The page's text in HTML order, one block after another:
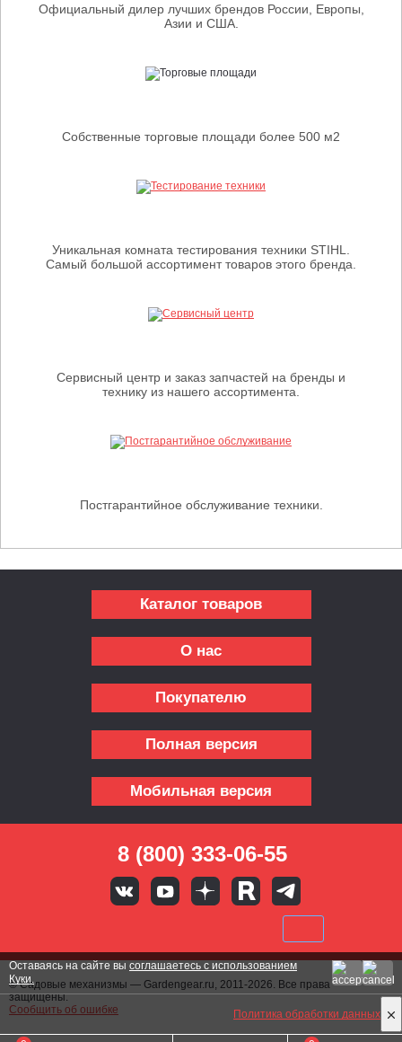
Официальный дилер лучших брендов России, Европы,
Азии и США.
Собственные торговые площади более 500 м2
Уникальная комната тестирования техники STIHL.
Самый большой ассортимент товаров этого бренда.
Сервисный центр и заказ запчастей на бренды и
технику из нашего ассортимента.
Постгарантийное обслуживание техники.
Каталог товаров
О нас
Покупателю
Полная версия
Мобильная версия
8 (800) 333-06-55
© Садовые механизмы — Gardengear.ru, 2011-2026. Все права
защищены.
Сообщить об ошибке
Политика обработки данных
Оставаясь на сайте вы соглашаетесь с использованием
Куки.